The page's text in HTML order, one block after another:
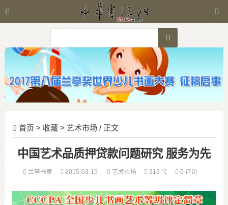
首页 > 收藏> 艺术市场 / 正文
中国艺术品质押贷款问题研究 服务为先
兰亭书童 2015-03-15 艺术市场 313 ℃ 0 评论